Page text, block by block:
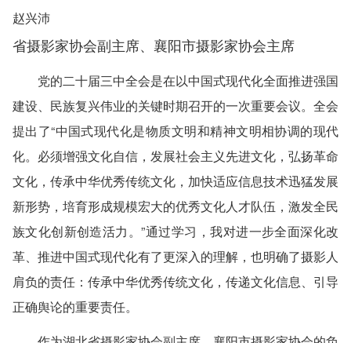
赵兴沛
省摄影家协会副主席、襄阳市摄影家协会主席
党的二十届三中全会是在以中国式现代化全面推进强国
建设、民族复兴伟业的关键时期召开的一次重要会议。全会
提出了“中国式现代化是物质文明和精神文明相协调的现代
化。必须增强文化自信，发展社会主义先进文化，弘扬革命
文化，传承中华优秀传统文化，加快适应信息技术迅猛发展
新形势，培育形成规模宏大的优秀文化人才队伍，激发全民
族文化创新创造活力。”通过学习，我对进一步全面深化改
革、推进中国式现代化有了更深入的理解，也明确了摄影人
肩负的责任：传承中华优秀传统文化，传递文化信息、引导
正确舆论的重要责任。